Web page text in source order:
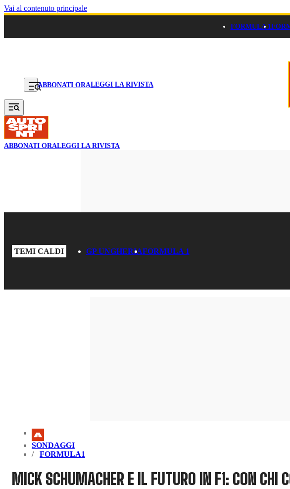
Vai al contenuto principale
FORMULA 1
ABBONATI ORALEGGI LA RIVISTA
ABBONATI ORALEGGI LA RIVISTA
TEMI CALDI GP UNGHERIAFORMULA 1
SONDAGGI
FORMULA1
MICK SCHUMACHER E IL FUTURO IN F1: CON